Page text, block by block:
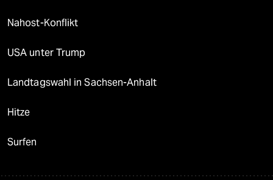
Nahost-Konflikt
USA unter Trump
Landtagswahl in Sachsen-Anhalt
Hitze
Surfen